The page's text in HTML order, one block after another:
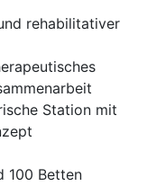
rehabilitativer
Station mit
100 Betten